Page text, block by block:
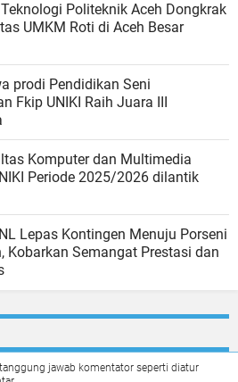
Politeknik Aceh Dongkrak
UMKM Roti di Aceh Besar
prodi Pendidikan Seni
Fkip UNIKI Raih Juara III
Komputer dan Multimedia
UNIKI Periode 2025/2026 dilantik
Lepas Kontingen Menuju Porseni
Kobarkan Semangat Prestasi dan
jawab komentator seperti diatur